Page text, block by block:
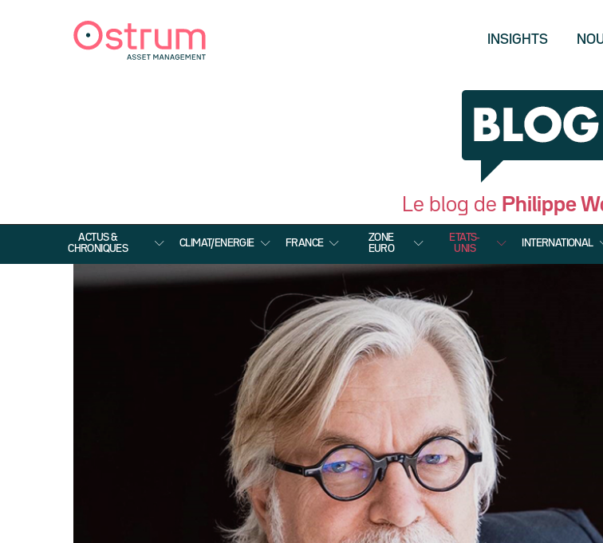
INSIGHTS
Le blog de Philippe
ACTUS &
CHRONIQUES
CLIMAT/ENERGIE FRANCE
ZONE
EURO
ETATS-
UNIS
INTERNATIONAL